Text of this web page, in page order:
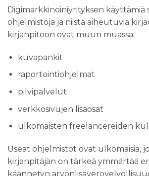
Digimarkkinoiniyrityksen käyttämiä
ohjelmistoja ja niistä aiheutuvia
kirjanpitoon ovat muun muassa:
kuvapankit
raportointiohjelmat
pilvipalvelut
verkkosivujen lisäosat
ulkomaisten freelancereiden
Useat ohjelmistot ovat ulkomaisia,
kirjanpitäjän on tärkeä ymmärtää
käännetyn